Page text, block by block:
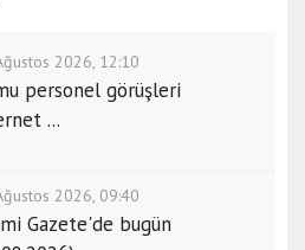
2026, 12:10
personel görüşleri
...
2026, 09:40
Gazete'de bugün